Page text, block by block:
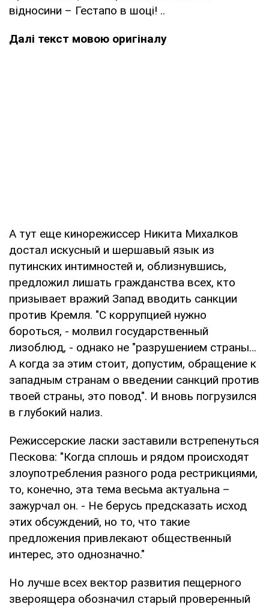
відносини – Гестапо в шоці! ..
Далі текст мовою оригіналу
А тут еще кинорежиссер Никита Михалков
достал искусный и шершавый язык из
путинских интимностей и, облизнувшись,
предложил лишать гражданства всех, кто
призывает вражий Запад вводить санкции
против Кремля. "С коррупцией нужно
бороться, - молвил государственный
лизоблюд, - однако не "разрушением страны…
А когда за этим стоит, допустим, обращение к
западным странам о введении санкций против
твоей страны, это повод". И вновь погрузился
в глубокий нализ.
Режиссерские ласки заставили встрепенуться
Пескова: "Когда сплошь и рядом происходят
злоупотребления разного рода рестрикциями,
то, конечно, эта тема весьма актуальна –
зажурчал он. - Не берусь предсказать исход
этих обсуждений, но то, что такие
предложения привлекают общественный
интерес, это однозначно."
Но лучше всех вектор развития пещерного
звероящера обозначил старый проверенный